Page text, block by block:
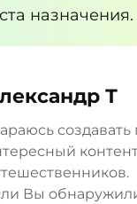
назначения.
Т
Вы